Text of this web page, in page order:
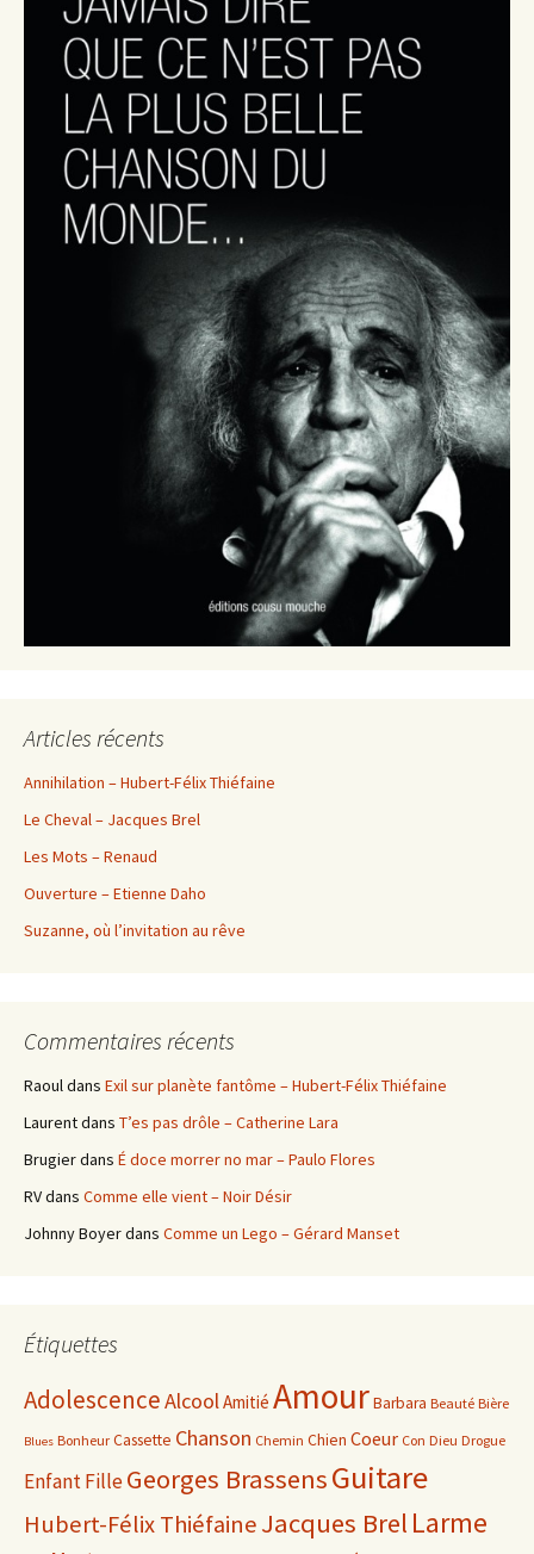
Articles récents
Annihilation – Hubert-Félix Thiéfaine
Le Cheval – Jacques Brel
Les Mots – Renaud
Ouverture – Etienne Daho
Suzanne, où l’invitation au rêve
Commentaires récents
Raouldans Exil sur planète fantôme – Hubert-Félix Thiéfaine
Laurentdans T’es pas drôle – Catherine Lara
Brugierdans É doce morrer no mar – Paulo Flores
RVdans Comme elle vient – Noir Désir
Johnny Boyerdans Comme un Lego – Gérard Manset
Étiquettes
AdolescenceAlcoolAmitié AmourBarbara Beauté Bière
Blues Bonheur Cassette Chanson Chemin Chien Coeur Con Dieu Drogue
EnfantFilleGeorges BrassensGuitare
Hubert-Félix ThiéfaineJacques Brel Larme